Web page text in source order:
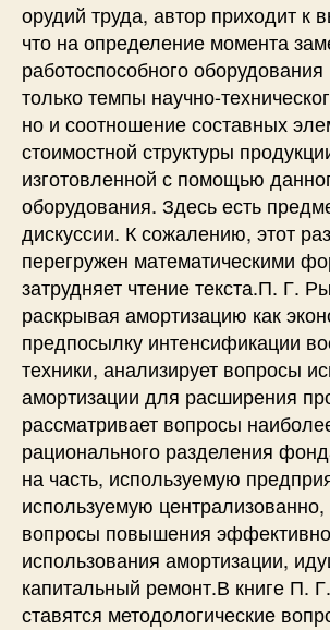
орудий труда, автор приходит к
что на определение момента
работоспособного
только темпы научно-
но и соотношение составных
стоимостной структуры
изготовленной с помощью
оборудования. Здесь есть
дискуссии. К сожалению, этот
перегружен математическими
затрудняет чтение текста.П. Г.
раскрывая амортизацию как
предпосылку интенсификации
техники, анализирует вопросы
амортизации для расширения
рассматривает вопросы
рационального разделения
на часть, используемую
используемую централизованно,
вопросы повышения
использования амортизации,
капитальный ремонт.В книге П.
ставятся методологические